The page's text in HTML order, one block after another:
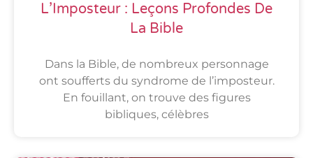
L’Imposteur : Leçons Profondes De
La Bible
Dans la Bible, de nombreux personnage
ont soufferts du syndrome de l’imposteur.
En fouillant, on trouve des figures
bibliques, célèbres